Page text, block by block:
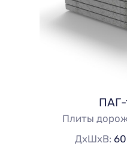
ПАГ-
Плиты
ДхШхВ: